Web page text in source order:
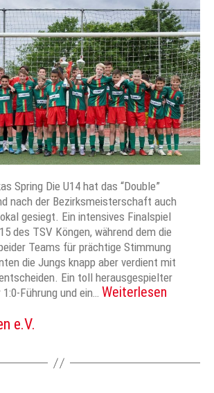
Spring Die U14 hat das “Double”
nach der Bezirksmeisterschaft auch
gesiegt. Ein intensives Finalspiel
des TSV Köngen, während dem die
Teams für prächtige Stimmung
die Jungs knapp aber verdient mit
Ein toll herausgespielter
Führung und ein… Weiterlesen
e.V.